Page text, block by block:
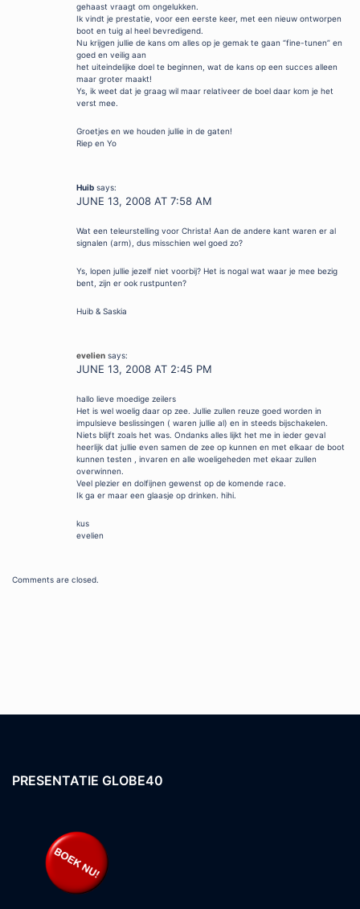
gehaast vraagt om ongelukken.
Ik vindt je prestatie, voor een eerste keer, met een nieuw ontworpen
boot en tuig al heel bevredigend.
Nu krijgen jullie de kans om alles op je gemak te gaan “fine-tunen” en
goed en veilig aan
het uiteindelijke doel te beginnen, wat de kans op een succes alleen
maar groter maakt!
Ys, ik weet dat je graag wil maar relativeer de boel daar kom je het
verst mee.
Groetjes en we houden jullie in de gaten!
Riep en Yo
Huib says:
JUNE 13, 2008 AT 7:58 AM
Wat een teleurstelling voor Christa! Aan de andere kant waren er al
signalen (arm), dus misschien wel goed zo?
Ys, lopen jullie jezelf niet voorbij? Het is nogal wat waar je mee bezig
bent, zijn er ook rustpunten?
Huib & Saskia
evelien says:
JUNE 13, 2008 AT 2:45 PM
hallo lieve moedige zeilers
Het is wel woelig daar op zee. Jullie zullen reuze goed worden in
impulsieve beslissingen ( waren jullie al) en in steeds bijschakelen.
Niets blijft zoals het was. Ondanks alles lijkt het me in ieder geval
heerlijk dat jullie even samen de zee op kunnen en met elkaar de boot
kunnen testen , invaren en alle woeligeheden met ekaar zullen
overwinnen.
Veel plezier en dolfijnen gewenst op de komende race.
Ik ga er maar een glaasje op drinken. hihi.
kus
evelien
Comments are closed.
PRESENTATIE GLOBE40